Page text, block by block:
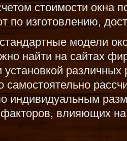
стоимости окна
по изготовлению,
модели
найти на сайтах
установкой
индивидуальным
факторов, влияющих